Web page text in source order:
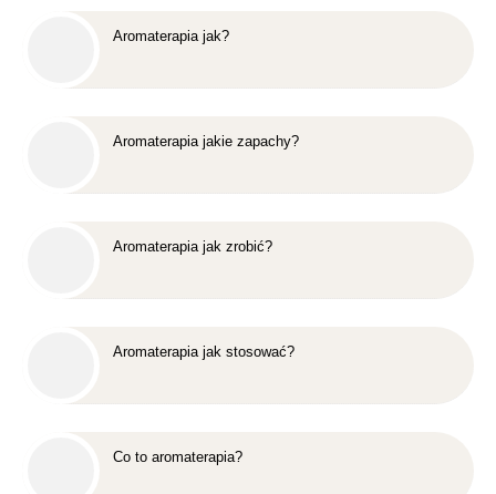
Aromaterapia jak?
Aromaterapia jakie zapachy?
Aromaterapia jak zrobić?
Aromaterapia jak stosować?
Co to aromaterapia?